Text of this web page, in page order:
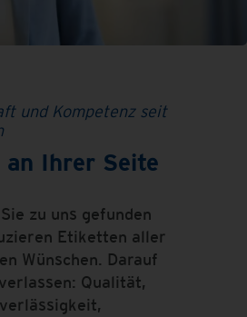
und Kompetenz seit
Ihrer Seite
zu uns gefunden
Etiketten aller
Wünschen. Darauf
Qualität,